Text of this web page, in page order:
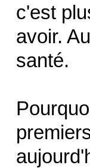
c'est
avoir.
santé.